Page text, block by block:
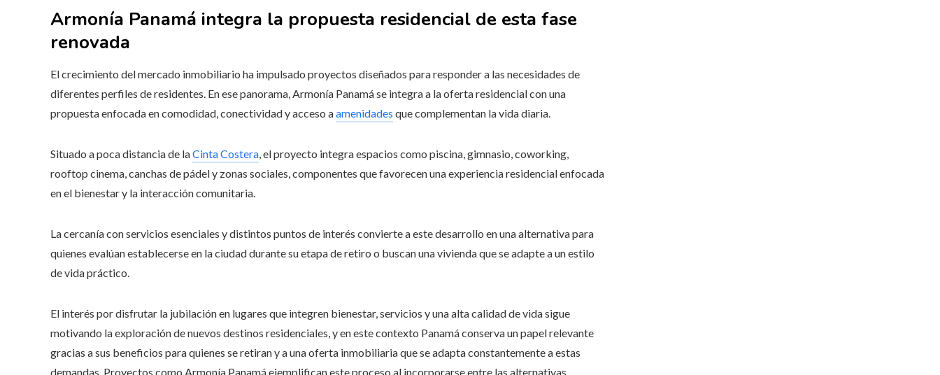
Armonía Panamá integra la propuesta residencial de esta fase
renovada
El crecimiento del mercado inmobiliario ha impulsado proyectos diseñados para responder a las necesidades de
diferentes perfiles de residentes. En ese panorama, Armonía Panamá se integra a la oferta residencial con una
propuesta enfocada en comodidad, conectividad y acceso aamenidades que complementan la vida diaria.
Situado a poca distancia de laCinta Costera , el proyecto integra espacios como piscina, gimnasio, coworking,
rooftop cinema, canchas de pádel y zonas sociales, componentes que favorecen una experiencia residencial enfocada
en el bienestar y la interacción comunitaria.
La cercanía con servicios esenciales y distintos puntos de interés convierte a este desarrollo en una alternativa para
quienes evalúan establecerse en la ciudad durante su etapa de retiro o buscan una vivienda que se adapte a un estilo
de vida práctico.
El interés por disfrutar la jubilación en lugares que integren bienestar, servicios y una alta calidad de vida sigue
motivando la exploración de nuevos destinos residenciales, y en este contexto Panamá conserva un papel relevante
gracias a sus beneficios para quienes se retiran y a una oferta inmobiliaria que se adapta constantemente a estas
demandas. Proyectos como Armonía Panamá ejemplifican este proceso al incorporarse entre las alternativas